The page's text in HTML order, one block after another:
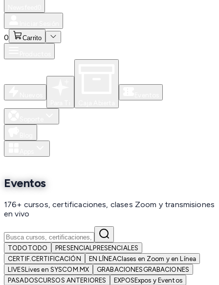
0 Carrito
Eventos
176+ cursos, certificaciones, clases Zoom y transmisiones
en vivo
TODOTODO PRESENCIALPRESENCIALES
CERTIF. CERTIFICACIÓN EN LÍNEAClases en Zoom y en Línea
LIVESLives en SYSCOM.MX GRABACIONESGRABACIONES
PASADOSCURSOS ANTERIORES EXPOSExpos y Eventos